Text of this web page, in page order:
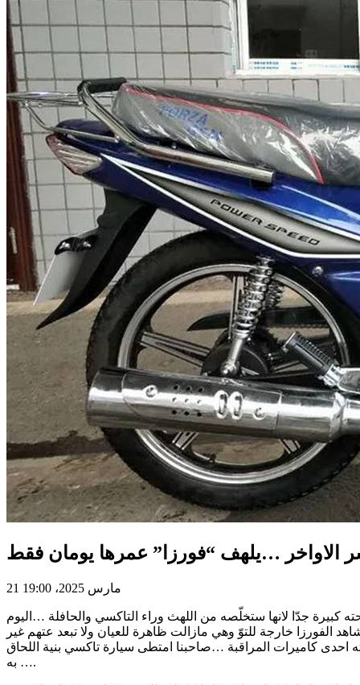
…يلهف “فورزا” عمرها يومان فقط
21 مارس 2025، 19:00
جدّا لانها ستخلّصه من اللهث وراء التاكسي والحافلة …اليوم
خارجة للتوّ وهي مازالت ظاهرة للعيان ولا تبعد عتهم غير
كاميرات المراقبة …صاحبنا امتطى سيارة تاكسي بنية اللحاق
به ….